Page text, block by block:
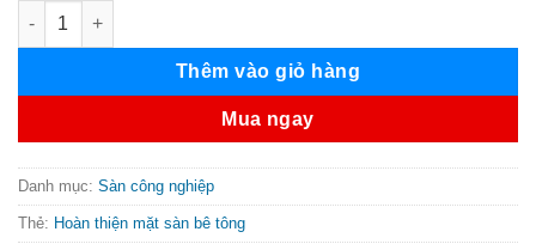
Sikafloor Curehard 24 số lượng
Thêm vào giỏ hàng
Mua ngay
Danh mục: Sàn công nghiệp
Thẻ: Hoàn thiện mặt sàn bê tông